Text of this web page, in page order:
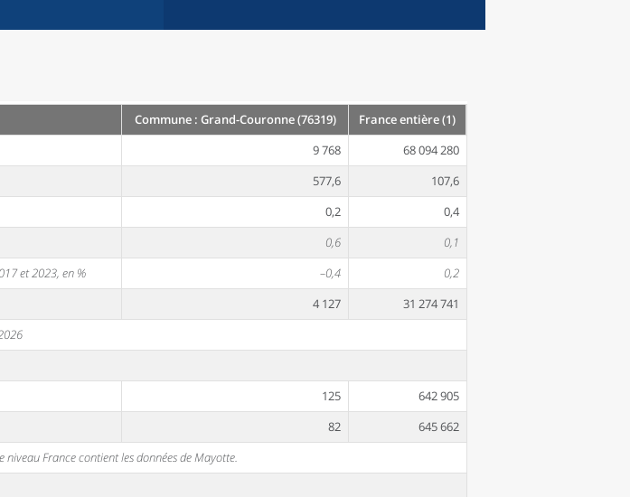
Commune : Grand-Couronne (76319)
France entière (1)
9 768
68 094 280
577,6
107,6
0,2
0,4
0,6
0,1
et 2023, en %
–0,4
0,2
4 127
31 274 741
125
642 905
82
645 662
France contient les données de Mayotte.